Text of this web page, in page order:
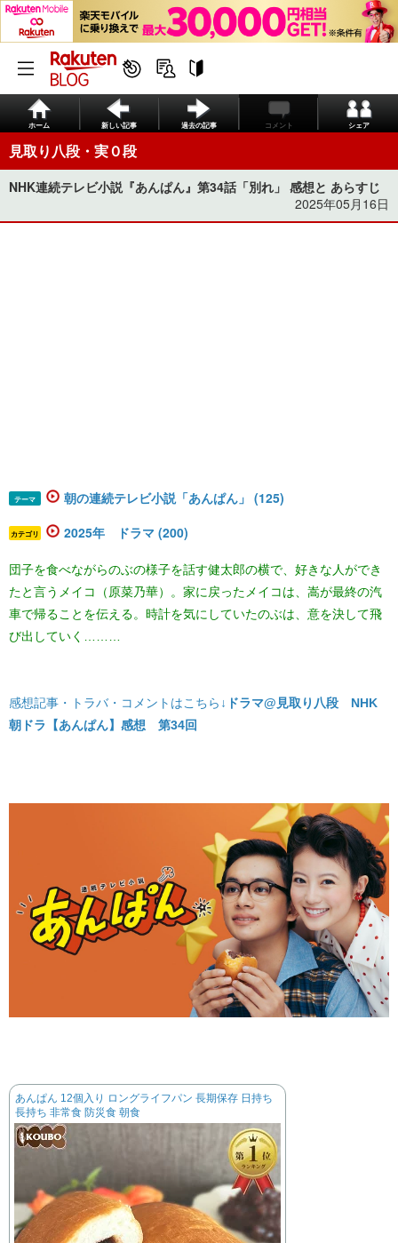
ホーム 新しい記事 過去の記事 コメント シェア
見取り八段・実０段
NHK連続テレビ小説『あんぱん』第34話「別れ」 感想と あらすじ
2025年05月16日
テーマ 朝の連続テレビ小説「あんぱん」 (125)
カテゴリ 2025年 ドラマ (200)
団子を食べながらのぶの様子を話す健太郎の横で、好きな人ができ
たと言うメイコ（原菜乃華）。家に戻ったメイコは、嵩が最終の汽
車で帰ることを伝える。時計を気にしていたのぶは、意を決して飛
び出していく………
感想記事・トラバ・コメントはこちら↓ ドラマ@見取り八段 NHK
朝ドラ【あんぱん】感想 第34回
あんぱん 12個入り ロングライフパン 長期保存 日持ち
長持ち 非常食 防災食 朝食